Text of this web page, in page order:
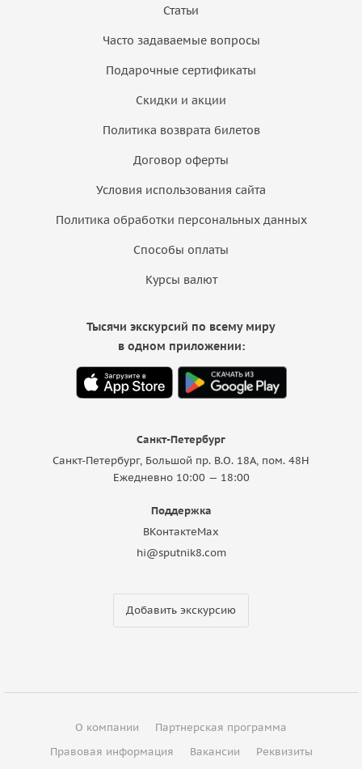
Статьи
Часто задаваемые вопросы
Подарочные сертификаты
Скидки и акции
Политика возврата билетов
Договор оферты
Условия использования сайта
Политика обработки персональных данных
Способы оплаты
Курсы валют
Санкт-Петербург
Санкт-Петербург, Большой пр. В.О. 18A, пом. 48Н
Ежедневно 10:00 — 18:00
Поддержка
ВКонтактеMax
hi@sputnik8.com
Добавить экскурсию
Тысячи экскурсий по всему миру
в одном приложении:
О компании
Партнерская программа
Правовая информация
Вакансии
Реквизиты